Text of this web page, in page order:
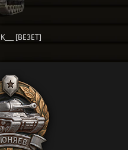
[BE3ET]